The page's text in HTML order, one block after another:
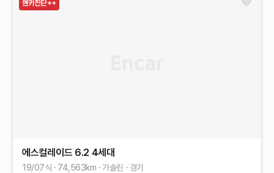
에스컬레이드 6.2 4세대
19/07식 74,563km 가솔린 경기